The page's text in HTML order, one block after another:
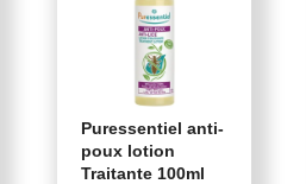
Puressentiel anti-
poux lotion
Traitante 100ml